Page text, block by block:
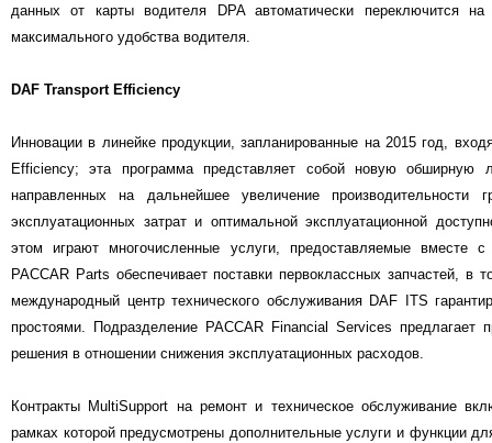
данных от карты водителя DPA автоматически переключится
максимального удобства водителя.
DAF Transport Efficiency
Инновации в линейке продукции, запланированные на 2015 год,
Efficiency; эта программа представляет собой новую обширную
направленных на дальнейшее увеличение производительности
эксплуатационных затрат и оптимальной эксплуатационной
этом играют многочисленные услуги, предоставляемые вместе с
PACCAR Parts обеспечивает поставки первоклассных запчастей, в
международный центр технического обслуживания DAF ITS
простоями. Подразделение PACCAR Financial Services предлагает
решения в отношении снижения эксплуатационных расходов.
Контракты MultiSupport на ремонт и техническое обслуживание
рамках которой предусмотрены дополнительные услуги и функции